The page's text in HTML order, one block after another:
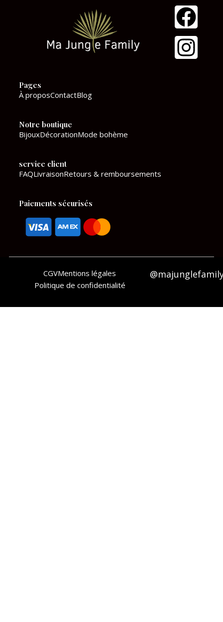
F
a
c
I
n
s
Pages
À proposContactBlog
Notre boutique
BijouxDécorationMode bohème
service client
FAQLivraisonRetours & remboursements
Paiements sécurisés
CGVMentions légales
Politique de confidentialité